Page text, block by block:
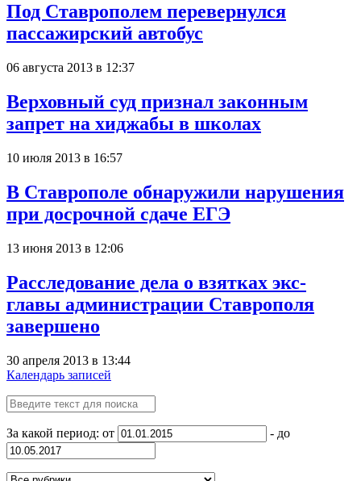
Под Ставрополем перевернулся
пассажирский автобус
06 августа 2013 в 12:37
Верховный суд признал законным
запрет на хиджабы в школах
10 июля 2013 в 16:57
В Ставрополе обнаружили нарушения
при досрочной сдаче ЕГЭ
13 июня 2013 в 12:06
Расследование дела о взятках экс-
главы администрации Ставрополя
завершено
30 апреля 2013 в 13:44
Календарь записей
За какой период: от - до